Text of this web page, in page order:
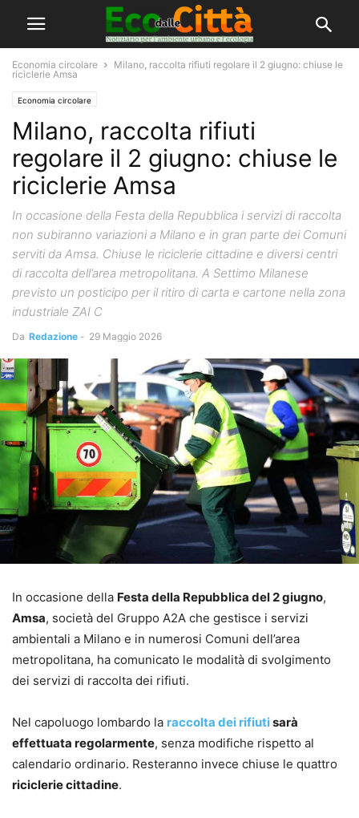
Economia circolare
Milano, raccolta rifiuti regolare il 2 giugno: chiuse le
riciclerie Amsa
Economia circolare
Milano, raccolta rifiuti
regolare il 2 giugno: chiuse le
riciclerie Amsa
In occasione della Festa della Repubblica i servizi di raccolta
non subiranno variazioni a Milano e in gran parte dei Comuni
serviti da Amsa. Chiuse le riciclerie cittadine e diversi centri
di raccolta dell’area metropolitana. A Settimo Milanese
previsto un posticipo per il ritiro di carta e cartone nella zona
industriale ZAI C
Da Redazione - 29 Maggio 2026
In occasione della Festa della Repubblica del 2 giugno,
Amsa, società del Gruppo A2A che gestisce i servizi
ambientali a Milano e in numerosi Comuni dell’area
metropolitana, ha comunicato le modalità di svolgimento
dei servizi di raccolta dei rifiuti.
Nel capoluogo lombardo la raccolta dei rifiutisarà
effettuata regolarmente, senza modifiche rispetto al
calendario ordinario. Resteranno invece chiuse le quattro
riciclerie cittadine.